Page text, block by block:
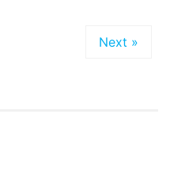
Next »